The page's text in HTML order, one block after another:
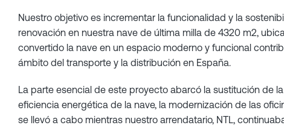
Nuestro objetivo es incrementar la funcionalidad y la
renovación en nuestra nave de última milla de 4320 m2,
convertido la nave en un espacio moderno y funcional
ámbito del transporte y la distribución en España.
La parte esencial de este proyecto abarcó la sustitución de
eficiencia energética de la nave, la modernización de las
se llevó a cabo mientras nuestro arrendatario, NTL,